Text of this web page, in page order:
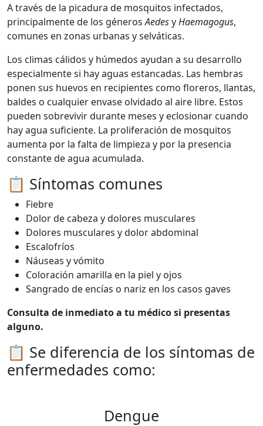
A través de la picadura de mosquitos infectados,
principalmente de los génerosAedesyHaemagogus,
comunes en zonas urbanas y selváticas.
Los climas cálidos y húmedos ayudan a su desarrollo
especialmente si hay aguas estancadas. Las hembras
ponen sus huevos en recipientes como floreros, llantas,
baldes o cualquier envase olvidado al aire libre. Estos
pueden sobrevivir durante meses y eclosionar cuando
hay agua suficiente. La proliferación de mosquitos
aumenta por la falta de limpieza y por la presencia
constante de agua acumulada.
📋 Síntomas comunes
Fiebre
Dolor de cabeza y dolores musculares
Dolores musculares y dolor abdominal
Escalofríos
Náuseas y vómito
Coloración amarilla en la piel y ojos
Sangrado de encías o nariz en los casos gaves
Consulta de inmediato a tu médico si presentas
alguno.
📋 Se diferencia de los síntomas de
enfermedades como:
Dengue